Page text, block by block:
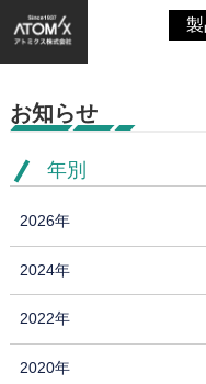
ホーム» 新型コロナウイ
お知らせ
年別
2026年
2024年
2022年
2020年